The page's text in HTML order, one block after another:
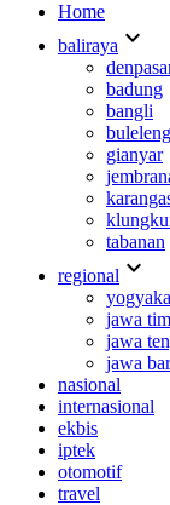
Home
baliraya expand_more
badung
bangli
buleleng
gianyar
tabanan
regional expand_more
jawa
jawa
jawa
nasional
internasional
ekbis
iptek
otomotif
travel